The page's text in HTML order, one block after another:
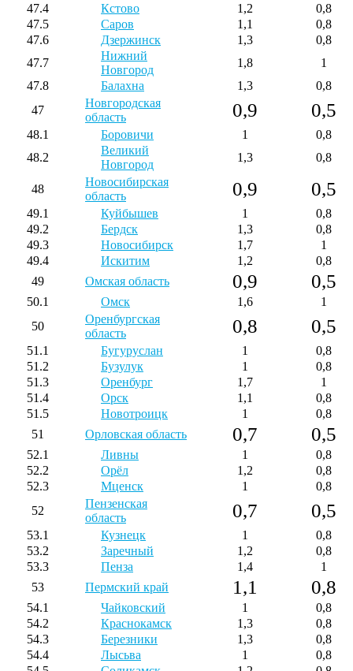
47.4
Кстово 1,2
0,8
47.5
Саров 1,1
0,8
47.6
Дзержинск 1,3
0,8
47.7
Нижний
Новгород
1,8
1
47.8
Балахна 1,3
0,8
47
Новгородская
область
0,9 0,5
48.1 Боровичи 1
0,8
48.2
Великий
Новгород
1,3 0,8
48
Новосибирская
область
0,9 0,5
49.1 Куйбышев 1
0,8
49.2
Бердск 1,3
0,8
49.3
Новосибирск 1,7
1
49.4
Искитим 1,2
0,8
49
Омская область 0,9 0,5
50.1 Омск 1,6
1
50
Оренбургская
область
0,8 0,5
51.1 Бугуруслан 1
0,8
51.2
Бузулук 1
0,8
51.3
Оренбург 1,7
1
51.4
Орск 1,1
0,8
51.5
Новотроицк 1
0,8
51
Орловская область 0,7 0,5
52.1 Ливны 1
0,8
52.2
Орёл 1,2
0,8
52.3
Мценск 1
0,8
52
Пензенская
область
0,7 0,5
53.1 Кузнецк 1
0,8
53.2
Заречный 1,2
0,8
53.3
Пенза 1,4
1
53
Пермский край 1,1 0,8
54.1 Чайковский 1
0,8
54.2
Краснокамск 1,3
0,8
54.3
Березники 1,3
0,8
54.4
Лысьва 1
0,8